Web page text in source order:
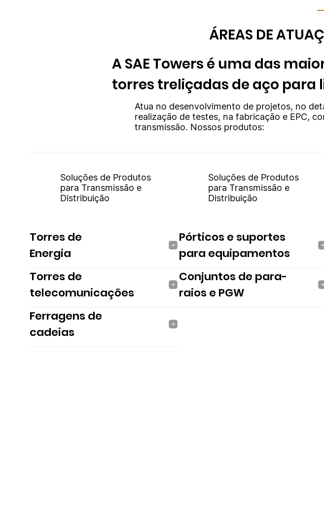
​ÁREAS DE
A SAE Towers é uma das
torres treliçadas de aço para
Atua no desenvolvimento de projetos, no
realização de testes, na fabricação e EPC,
transmissão. Nossos produtos:
Soluções de Produtos
para Transmissão e
Distribuição
Soluções de Produtos
para Transmissão e
Distribuição
Torres de
Energia
Pórticos e suportes
para equipamentos
Torres de
telecomunicações
Conjuntos de para-
raios e PGW
Ferragens de
cadeias